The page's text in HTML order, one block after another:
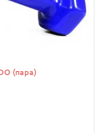
(пара)